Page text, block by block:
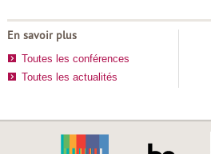
En savoir plus
Toutes les conférences
Toutes les actualités